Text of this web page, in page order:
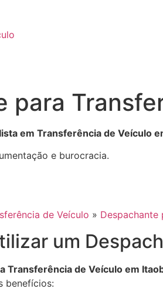
para
em Transferência de Veículo
e burocracia.
de Veículo » Despachante
um
Transferência de Veículo em
benefícios: